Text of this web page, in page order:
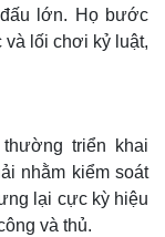
lớn. Họ bước
và lối chơi kỷ luật,
triển khai
nhằm kiểm soát
lại cực kỳ hiệu
và thủ.